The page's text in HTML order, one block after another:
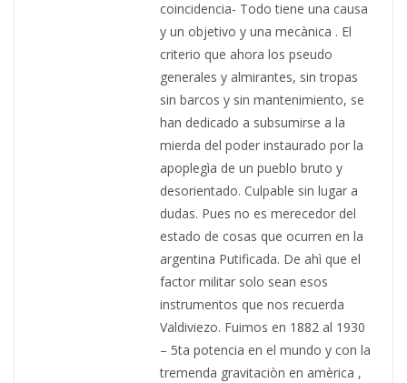
coincidencia- Todo tiene una causa
y un objetivo y una mecànica . El
criterio que ahora los pseudo
generales y almirantes, sin tropas
sin barcos y sin mantenimiento, se
han dedicado a subsumirse a la
mierda del poder instaurado por la
apoplegìa de un pueblo bruto y
desorientado. Culpable sin lugar a
dudas. Pues no es merecedor del
estado de cosas que ocurren en la
argentina Putificada. De ahì que el
factor militar solo sean esos
instrumentos que nos recuerda
Valdiviezo. Fuimos en 1882 al 1930
– 5ta potencia en el mundo y con la
tremenda gravitaciòn en amèrica ,